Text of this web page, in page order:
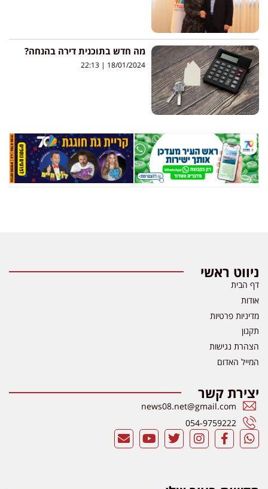
מה חדש בתוכנית דירה בהנחה?
18/01/2024
ניווט ראשי
דף הבית
אודות
מדיניות פרטיות
תקנון
הצהרת נגישות
המייל האדום
יצירת קשר
news08.net@gmail.com
054-9759222